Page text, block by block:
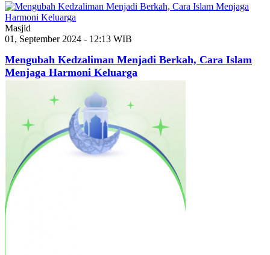
Masjid
01, September 2024 - 12:13 WIB
Mengubah Kedzaliman Menjadi Berkah, Cara Islam
Menjaga Harmoni Keluarga